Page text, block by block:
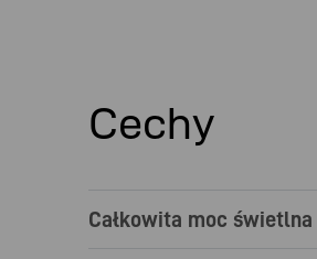
Cechy
Całkowita moc świetlna